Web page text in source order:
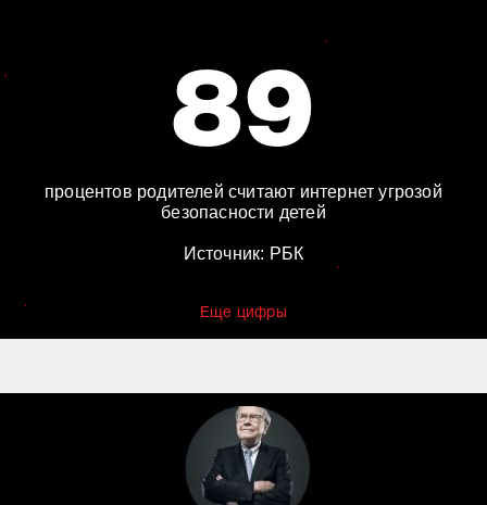
89
процентов родителей считают интернет угрозой
безопасности детей
Источник: РБК
Еще цифры